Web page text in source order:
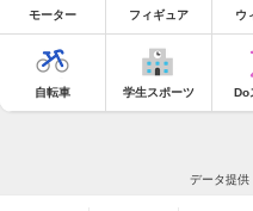
モーター フィギュア ウ
自転車 学生スポーツ Do
データ提供